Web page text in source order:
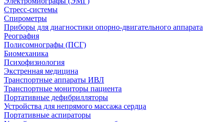
Стресс-системы
Спирометры
Приборы для диагностики опорно-двигательного аппарата
Реография
Полисомнографы (ПСГ)
Биомеханика
Психофизиология
Экстренная медицина
Транспортные аппараты ИВЛ
Транспортные мониторы пациента
Портативные дефибрилляторы
Устройства для непрямого массажа сердца
Портативные аспираторы